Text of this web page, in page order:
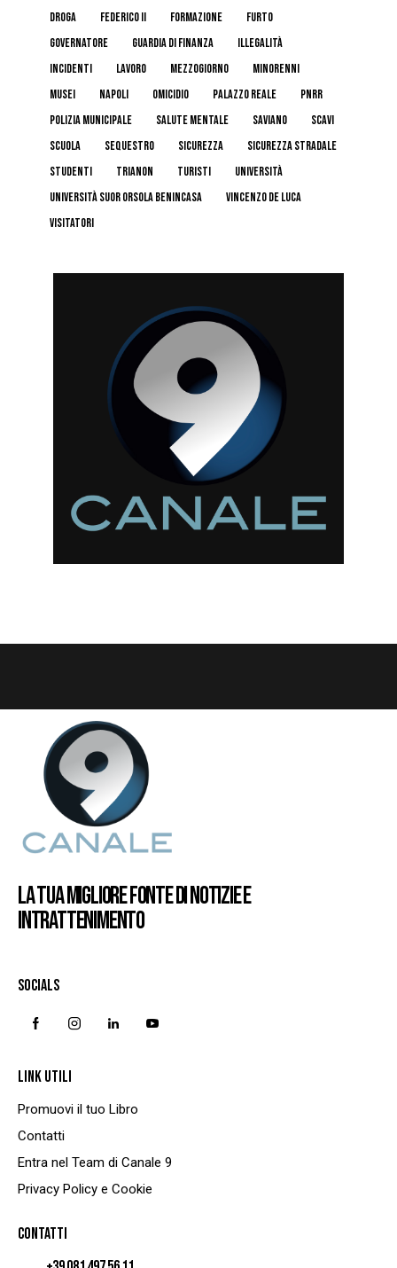
droga
federico II formazione
furto
governatore
guardia di finanza
illegalità
incidenti
lavoro mezzogiorno
minorenni
musei
napoli omicidio palazzo reale
pnrr
polizia municipale
salute mentale Saviano
scavi
scuola
sequestro sicurezza
sicurezza stradale
studenti
trianon turisti
università
Università Suor Orsola Benincasa
Vincenzo De Luca
visitatori
LA TUA MIGLIORE FONTE DI NOTIZIE E
INTRATTENIMENTO
SOCIALS
LINK UTILI
Promuovi il tuo Libro
Contatti
Entra nel Team di Canale 9
Privacy Policy e Cookie
CONTATTI